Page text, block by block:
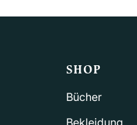
SHOP
Bücher
Bekleidung